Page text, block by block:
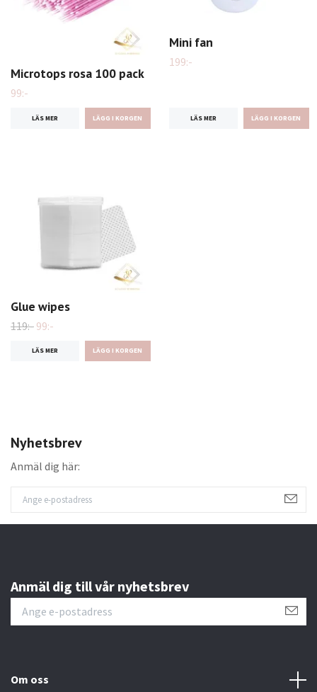
Nyhetsbrev
Anmäl dig här:
Microtops rosa 100 pack
99:-
LÄS MER
Mini fan
199:-
LÄS MER
Glue wipes
119:- 99:-
LÄS MER
Anmäl dig till vår nyhetsbrev
Om oss